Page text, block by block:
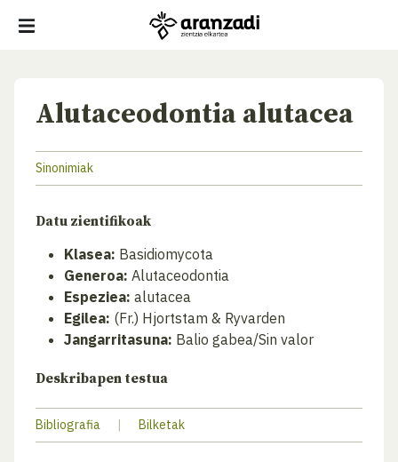
Alutaceodontia alutacea
Sinonimiak
Datu zientifikoak
Klasea: Basidiomycota
Generoa: Alutaceodontia
Espeziea: alutacea
Egilea: (Fr.) Hjortstam & Ryvarden
Jangarritasuna: Balio gabea/Sin valor
Deskribapen testua
Bibliografia | Bilketak